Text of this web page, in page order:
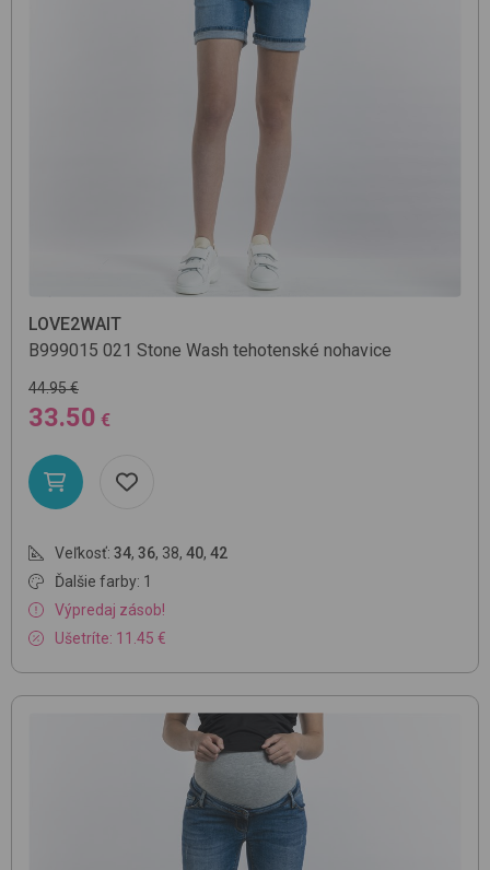
LOVE2WAIT
B999015 021 Stone Wash tehotenské nohavice
44.95 €
33.50 €
Veľkosť: 34, 36, 38, 40, 42
Ďalšie farby: 1
Výpredaj zásob!
Ušetríte: 11.45 €